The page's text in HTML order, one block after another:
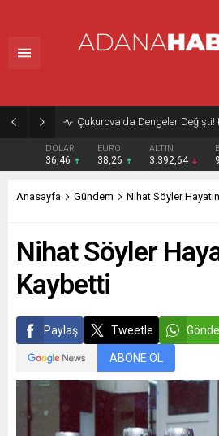
Çukurova’da Dengeler Değişti!
DOLAR
36,46
EURO
38,26
ALTIN
3.392,64
Anasayfa Gündem Nihat Söyler
Nihat Söyler
Kaybetti
Paylaş Tweetle
ABONE OL